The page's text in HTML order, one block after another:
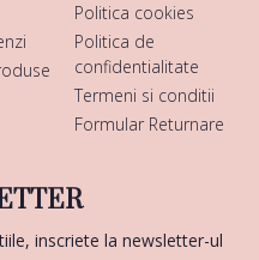
Politica cookies
Politica de
confidentialitate
Termeni si conditii
Formular Returnare
inscriete la newsletter-ul